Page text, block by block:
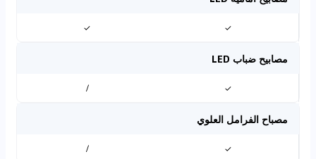
✓
✓
مصابيح ضباب LED
✓
/
مصباح الفرامل العلوي
✓
/